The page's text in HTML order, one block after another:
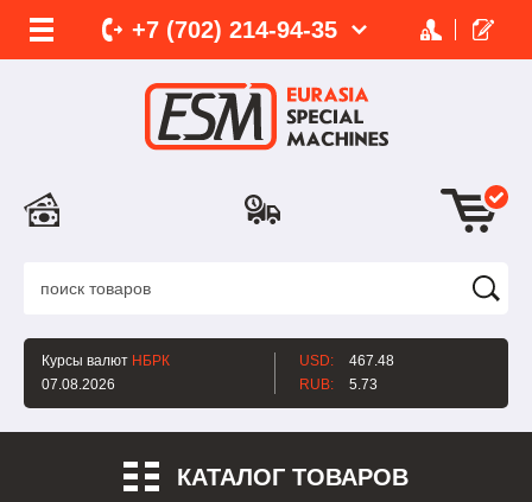
+7 (702) 214-94-35
Курсы валют НБРК
07.08.2026
USD:
467.48
RUB:
5.73
КАТАЛОГ ТОВАРОВ